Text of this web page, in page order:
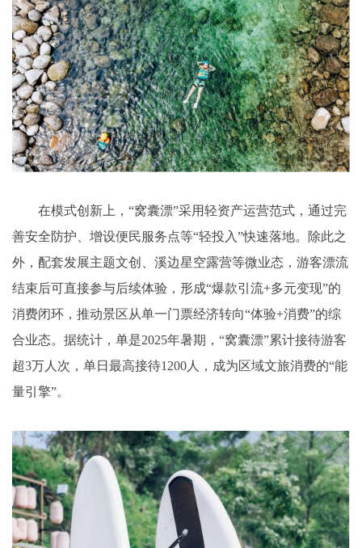
在模式创新上，“窝囊漂”采用轻资产运营范式，通过完
善安全防护、增设便民服务点等“轻投入”快速落地。除此之
外，配套发展主题文创、溪边星空露营等微业态，游客漂流
结束后可直接参与后续体验，形成“爆款引流+多元变现”的
消费闭环，推动景区从单一门票经济转向“体验+消费”的综
合业态。据统计，单是2025年暑期，“窝囊漂”累计接待游客
超3万人次，单日最高接待1200人，成为区域文旅消费的“能
量引擎”。